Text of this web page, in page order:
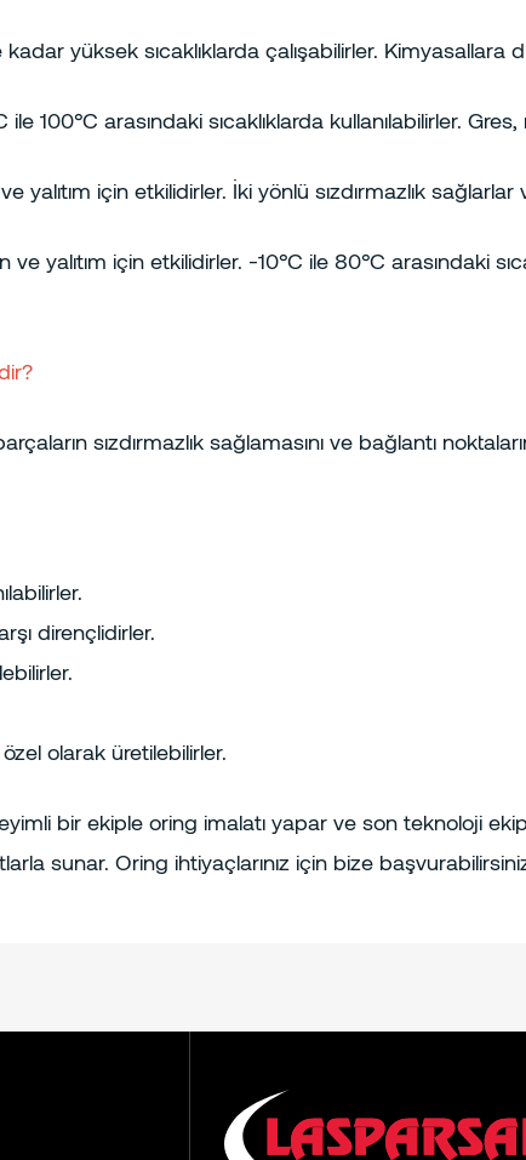
yüksek sıcaklıklarda çalışabilirler. Kimyasallara
100°C arasındaki sıcaklıklarda kullanılabilirler.
yalıtım için etkilidirler. İki yönlü sızdırmazlık
yalıtım için etkilidirler. -10°C ile 80°C arasındaki
sızdırmazlık sağlamasını ve bağlantı
dirençlidirler.
olarak üretilebilirler.
bir ekiple oring imalatı yapar ve son teknoloji
sunar. Oring ihtiyaçlarınız için bize